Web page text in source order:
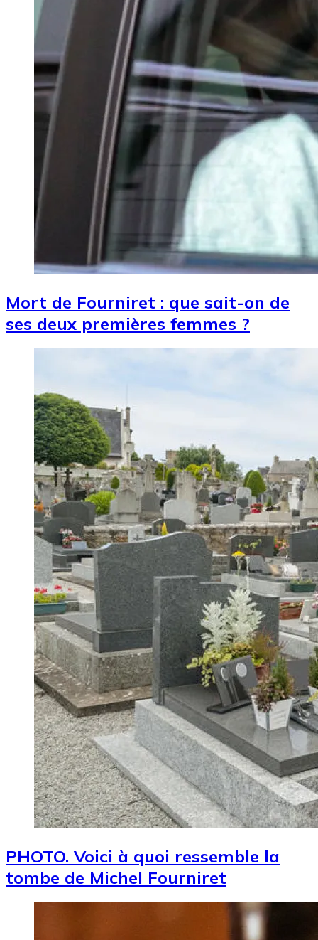
Mort de Fourniret : que sait-on de
ses deux premières femmes ?
PHOTO. Voici à quoi ressemble la
tombe de Michel Fourniret